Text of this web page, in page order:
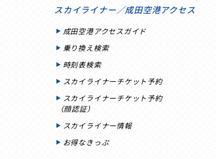
スカイライナー／成田空港アクセス
成田空港アクセスガイド
乗り換え検索
時刻表検索
スカイライナーチケット予約
スカイライナーチケット予約
（顔認証）
スカイライナー情報
お得なきっぷ